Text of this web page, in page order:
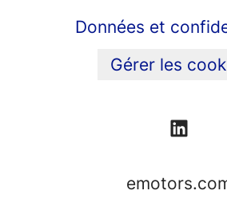
Données et
Gérer les